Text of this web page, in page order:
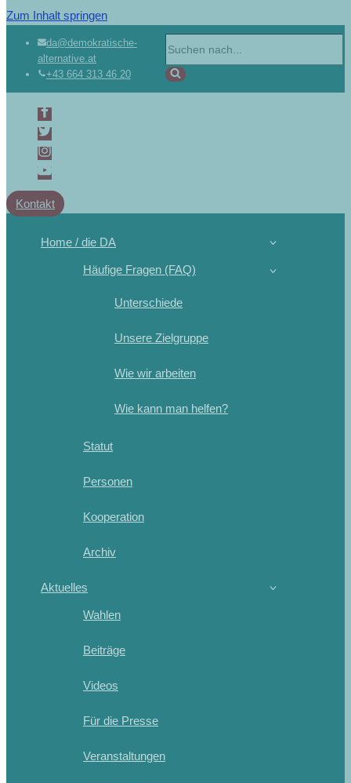
Zum Inhalt springen
da@demokratische-
alternative.at
+43 664 313 46 20
Kontakt
Home / die DA
Häufige Fragen (FAQ)
Unterschiede
Unsere Zielgruppe
Wie wir arbeiten
Wie kann man helfen?
Statut
Personen
Kooperation
Archiv
Aktuelles
Wahlen
Beiträge
Videos
Für die Presse
Veranstaltungen